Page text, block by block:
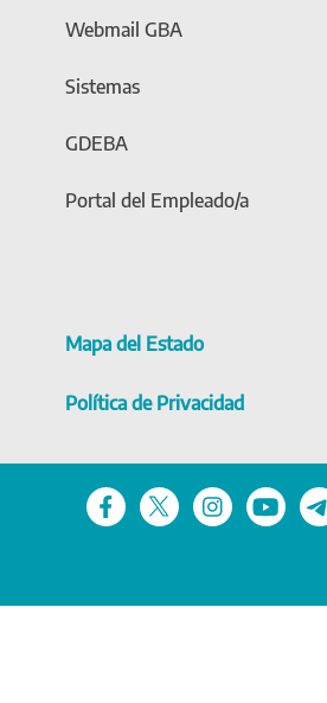
Webmail GBA
Sistemas
GDEBA
Portal del Empleado/a
Mapa del Estado
Política de Privacidad